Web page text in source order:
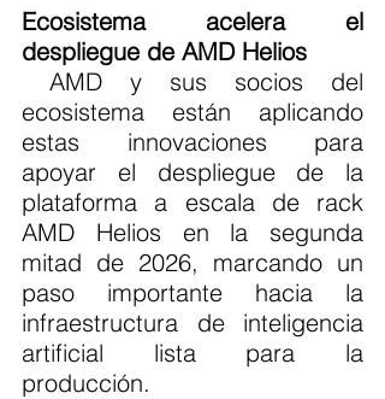
Ecosistema acelera el
despliegue de AMD Helios
ecosistema están aplicando
estas innovaciones para
apoyar el despliegue de la
plataforma a escala de rack
AMD Helios en la segunda
mitad de 2026, marcando un
paso importante hacia la
infraestructura de inteligencia
artificial lista para la
producción.